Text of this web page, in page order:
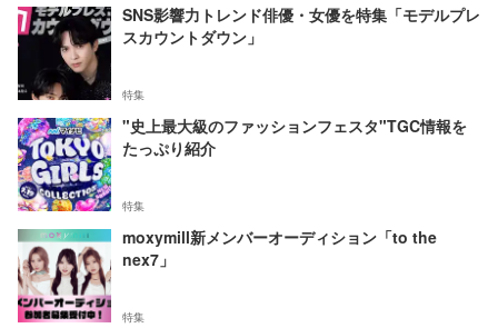
SNS影響力トレンド俳優・女優を特集「モデルプレ
スカウントダウン」
特集
"史上最大級のファッションフェスタ"TGC情報を
たっぷり紹介
特集
moxymill新メンバーオーディション「to the
nex7」
特集